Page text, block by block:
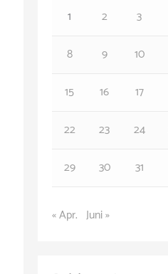
1
2 3
8
9 10
15
16 17
22
23 24
29
30 31
« Apr. Juni »